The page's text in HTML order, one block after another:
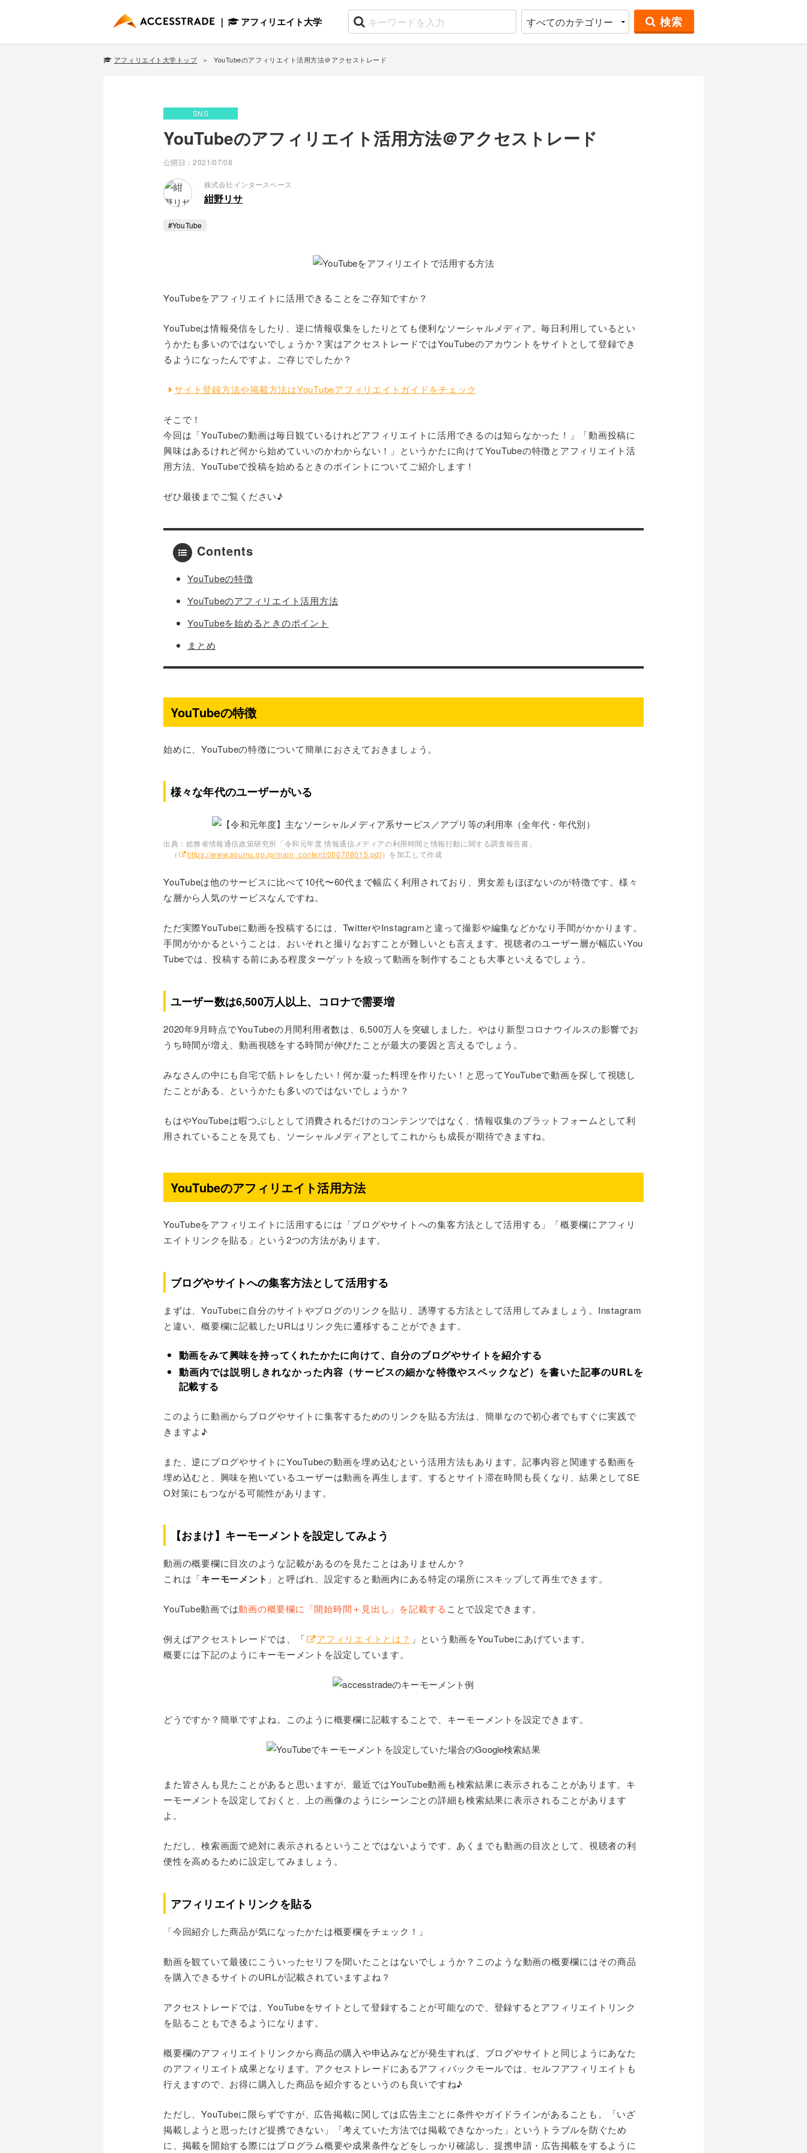
アフィリエイト大学 検索
アフィリエイト大学トップ YouTubeのアフィリエイト活用方法＠アクセストレード
SNS
YouTubeのアフィリエイト活用方法＠アクセストレード
公開日：2021/07/08
株式会社インタースペース
紺野リサ
#YouTube
YouTubeをアフィリエイトに活用できることをご存知ですか？
YouTubeは情報発信をしたり、逆に情報収集をしたりとても便利なソーシャルメディア。毎日利用しているとい
うかたも多いのではないでしょうか？実はアクセストレードではYouTubeのアカウントをサイトとして登録でき
るようになったんですよ。ご存じでしたか？
サイト登録方法や掲載方法はYouTubeアフィリエイトガイドをチェック
そこで！
今回は「YouTubeの動画は毎日観ているけれどアフィリエイトに活用できるのは知らなかった！」「動画投稿に
興味はあるけれど何から始めていいのかわからない！」というかたに向けてYouTubeの特徴とアフィリエイト活
用方法、YouTubeで投稿を始めるときのポイントについてご紹介します！
ぜひ最後までご覧ください♪
Contents
YouTubeの特徴
YouTubeのアフィリエイト活用方法
YouTubeを始めるときのポイント
まとめ
YouTubeの特徴
始めに、YouTubeの特徴について簡単におさえておきましょう。
様々な年代のユーザーがいる
出典：総務省情報通信政策研究所「令和元年度 情報通信メディアの利用時間と情報行動に関する調査報告書」
（
https://www.soumu.go.jp/main_content/000708015.pdf）を加工して作成
YouTubeは他のサービスに比べて10代〜60代まで幅広く利用されており、男女差もほぼないのが特徴です。様々
な層から人気のサービスなんですね。
ただ実際YouTubeに動画を投稿するには、TwitterやInstagramと違って撮影や編集などかなり手間がかかります。
手間がかかるということは、おいそれと撮りなおすことが難しいとも言えます。視聴者のユーザー層が幅広いYou
Tubeでは、投稿する前にある程度ターゲットを絞って動画を制作することも大事といえるでしょう。
ユーザー数は6,500万人以上、コロナで需要増
2020年9月時点でYouTubeの月間利用者数は、6,500万人を突破しました。やはり新型コロナウイルスの影響でお
うち時間が増え、動画視聴をする時間が伸びたことが最大の要因と言えるでしょう。
みなさんの中にも自宅で筋トレをしたい！何か凝った料理を作りたい！と思ってYouTubeで動画を探して視聴し
たことがある、というかたも多いのではないでしょうか？
もはやYouTubeは暇つぶしとして消費されるだけのコンテンツではなく、情報収集のプラットフォームとして利
用されていることを見ても、ソーシャルメディアとしてこれからも成長が期待できますね。
YouTubeのアフィリエイト活用方法
YouTubeをアフィリエイトに活用するには「ブログやサイトへの集客方法として活用する」「概要欄にアフィリ
エイトリンクを貼る」という2つの方法があります。
ブログやサイトへの集客方法として活用する
まずは、YouTubeに自分のサイトやブログのリンクを貼り、誘導する方法として活用してみましょう。Instagram
と違い、概要欄に記載したURLはリンク先に遷移することができます。
動画をみて興味を持ってくれたかたに向けて、自分のブログやサイトを紹介する
動画内では説明しきれなかった内容（サービスの細かな特徴やスペックなど）を書いた記事のURLを
記載する
このように動画からブログやサイトに集客するためのリンクを貼る方法は、簡単なので初心者でもすぐに実践で
きますよ♪
また、逆にブログやサイトにYouTubeの動画を埋め込むという活用方法もあります。記事内容と関連する動画を
埋め込むと、興味を抱いているユーザーは動画を再生します。するとサイト滞在時間も長くなり、結果としてSE
O対策にもつながる可能性があります。
【おまけ】キーモーメントを設定してみよう
動画の概要欄に目次のような記載があるのを見たことはありませんか？
これは「キーモーメント 」と呼ばれ、設定すると動画内にある特定の場所にスキップして再生できます。
YouTube動画では動画の概要欄に「開始時間＋見出し」を記載する ことで設定できます。
例えばアクセストレードでは、「 アフィリエイトとは？ 」という動画をYouTubeにあげています。
概要には下記のようにキーモーメントを設定しています。
どうですか？簡単ですよね。このように概要欄に記載することで、キーモーメントを設定できます。
また皆さんも見たことがあると思いますが、最近ではYouTube動画も検索結果に表示されることがあります。キ
ーモーメントを設定しておくと、上の画像のようにシーンごとの詳細も検索結果に表示されることがあります
よ。
ただし、検索画面で絶対に表示されるということではないようです。あくまでも動画の目次として、視聴者の利
便性を高めるために設定してみましょう。
アフィリエイトリンクを貼る
「今回紹介した商品が気になったかたは概要欄をチェック！」
動画を観ていて最後にこういったセリフを聞いたことはないでしょうか？このような動画の概要欄にはその商品
を購入できるサイトのURLが記載されていますよね？
アクセストレードでは、YouTubeをサイトとして登録することが可能なので、登録するとアフィリエイトリンク
を貼ることもできるようになります。
概要欄のアフィリエイトリンクから商品の購入や申込みなどが発生すれば、ブログやサイトと同じようにあなた
のアフィリエイト成果となります。アクセストレードにあるアフィバックモールでは、セルフアフィリエイトも
行えますので、お得に購入した商品を紹介するというのも良いですね♪
ただし、YouTubeに限らずですが、広告掲載に関しては広告主ごとに条件やガイドラインがあることも。「いざ
掲載しようと思ったけど提携できない」「考えていた方法では掲載できなかった」というトラブルを防ぐため
に、掲載を開始する際にはプログラム概要や成果条件などをしっかり確認し、提携申請・広告掲載をするように